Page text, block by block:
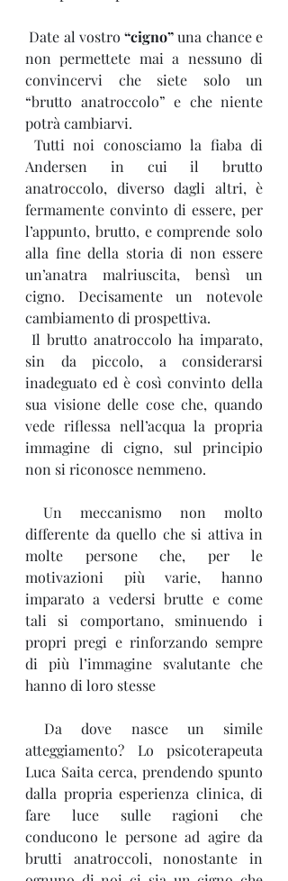
Date al vostro “cigno” una chance e
non permettete mai a nessuno di
convincervi che siete solo un
“brutto anatroccolo” e che niente
potrà cambiarvi.
Andersen in cui il brutto
anatroccolo, diverso dagli altri, è
fermamente convinto di essere, per
l’appunto, brutto, e comprende solo
alla fine della storia di non essere
un’anatra malriuscita, bensì un
cigno. Decisamente un notevole
cambiamento di prospettiva.
sin da piccolo, a considerarsi
inadeguato ed è così convinto della
sua visione delle cose che, quando
vede riflessa nell’acqua la propria
immagine di cigno, sul principio
non si riconosce nemmeno.
differente da quello che si attiva in
molte persone che, per le
motivazioni più varie, hanno
imparato a vedersi brutte e come
tali si comportano, sminuendo i
propri pregi e rinforzando sempre
di più l’immagine svalutante che
hanno di loro stesse
atteggiamento? Lo psicoterapeuta
Luca Saita cerca, prendendo spunto
dalla propria esperienza clinica, di
fare luce sulle ragioni che
conducono le persone ad agire da
brutti anatroccoli, nonostante in